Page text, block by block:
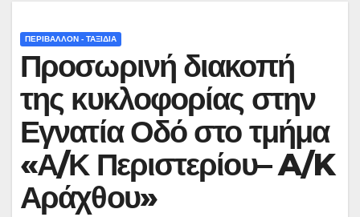
ΠΕΡΙΒΑΛΛΟΝ - ΤΑΞΙΔΙΑ
Προσωρινή διακοπή
της κυκλοφορίας στην
Εγνατία Οδό στο τμήμα
«Α/Κ Περιστερίου– A/K
Αράχθου»